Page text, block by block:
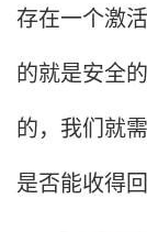
存在一个激
的就是安全
的，我们就
是否能收得回